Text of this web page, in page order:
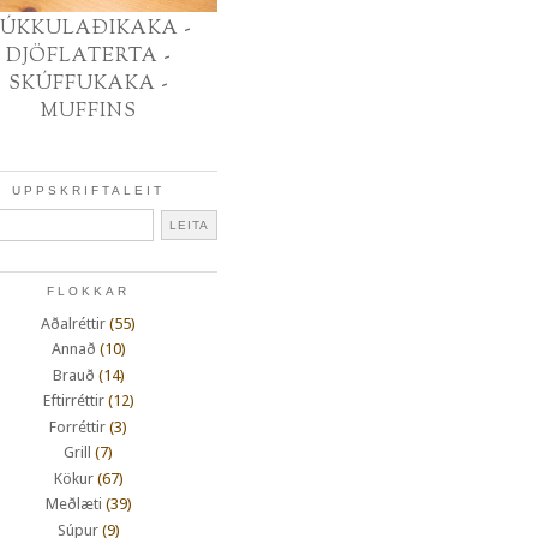
-
DJÖFLATERTA -
SKÚFFUKAKA -
MUFFINS
UPPSKRIFTALEIT
FLOKKAR
Aðalréttir (55)
Annað (10)
Brauð (14)
Eftirréttir (12)
Forréttir (3)
Grill
(7)
Kökur (67)
Meðlæti (39)
Súpur (9)